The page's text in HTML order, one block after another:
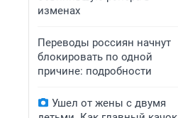
изменах
Переводы россиян начнут
блокировать по одной
причине: подробности
Ушел от жены с двумя